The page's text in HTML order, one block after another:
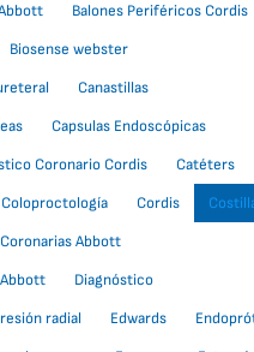
Balones Periféricos Cordis
Biosense webster
Canastillas
Capsulas Endoscópicas
Coronario Cordis
Catéters
Coloproctología Cordis
Abbott
Diagnóstico
radial
Edwards